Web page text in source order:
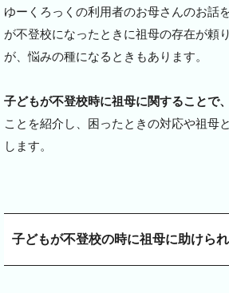
ゆーくろっくの利用者のお母さんのお話
が不登校になったときに祖母の存在が頼
が、悩みの種になるときもあります。
子どもが不登校時に祖母に関することで、
ことを紹介し、困ったときの対応や祖母
します。
子どもが不登校の時に祖母に助けら